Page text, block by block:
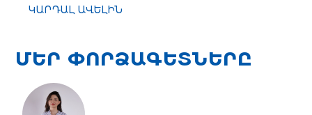
ԿԱՐԴԱԼ ԱՎԵԼԻՆ
ՄԵՐ ՓՈՐՁԱԳԵՏՆԵՐԸ